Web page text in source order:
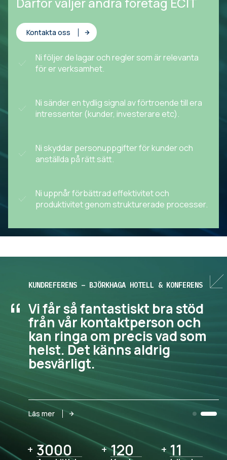
Kontakta oss
Ni följer de lagar och regler som är relevanta
för er verksamhet.
Ni sänder en tydlig signal av förtroende till era
intressenter (kunder, investerare etc).
Ni skyddar personuppgifter för kunder och
anställda på rätt sätt.
Ni uppnår förbättrad effektivitet och
produktivitet genom strukturerade processer.
“
KUNDREFERENS – BJÖRKHAGA HOTELL & KONFERENS
Vi får så fantastiskt bra stöd
från vår kontaktperson och
kan ringa om precis vad som
helst. Det känns aldrig
besvärligt.
Läs mer
+ 3000
3000 + 120
120 + 11
11